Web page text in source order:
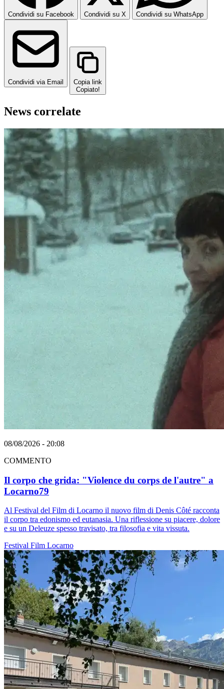
Condividi su Facebook Condividi su X Condividi su WhatsApp
Condividi via Email
Copia link
Copiato!
News correlate
08/08/2026 - 20:08
COMMENTO
Il corpo che grida: "Violence du corps de l'autre" a
Locarno79
Al Festival del Film di Locarno il nuovo film di Denis Côté racconta
il corpo tra edonismo ed eutanasia. Una riflessione su piacere, dolore
e su un Deleuze spesso travisato, tra filosofia e vita vissuta.
Festival Film Locarno